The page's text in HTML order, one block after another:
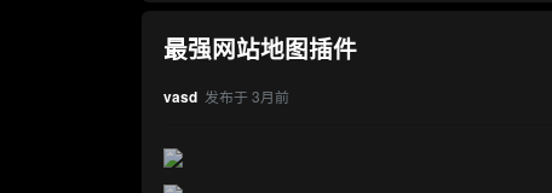
最强网站地图插件
vasd 发布于 3月前